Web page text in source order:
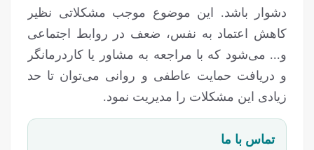
دشوار باشد. این موضوع موجب مشکلاتی نظیر
کاهش اعتماد به نفس، ضعف در روابط اجتماعی
و... می‌شود که با مراجعه به مشاور یا کاردرمانگر
و دریافت حمایت عاطفی و روانی می‌توان تا حد
زیادی این مشکلات را مدیریت نمود.
تماس با ما